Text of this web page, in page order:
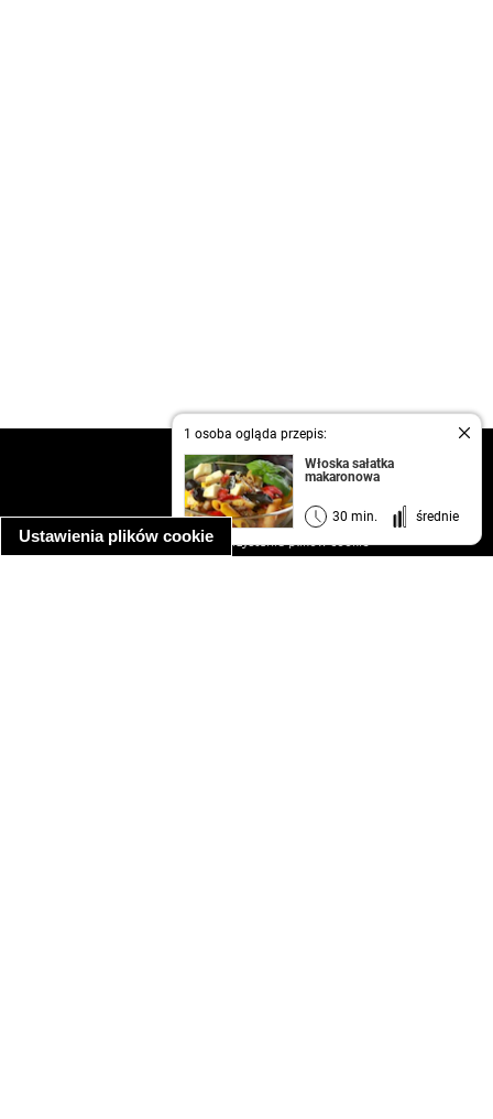
Ustawienia plików cookie
1 osoba ogląda przepis:
Włoska sałatka
makaronowa
30 min. średnie
kontakt
regulamin
informacja o prywatności
informacja o wykorzystaniu plików cookie